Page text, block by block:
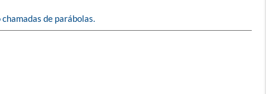
de parábolas.